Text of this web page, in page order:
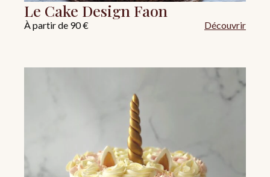
Le Cake Design Faon
À partir de 90 € Découvrir